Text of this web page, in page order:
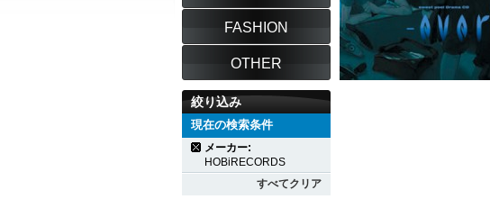
FASHION
OTHER
絞り込み
現在の検索条件
メーカー:
HOBiRECORDS
すべてクリア